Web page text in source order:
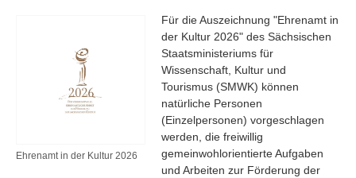
Ehrenamt in der Kultur 2026
Für die Auszeichnung "Ehrenamt in
der Kultur 2026" des Sächsischen
Staatsministeriums für
Wissenschaft, Kultur und
Tourismus (SMWK) können
natürliche Personen
(Einzelpersonen) vorgeschlagen
werden, die freiwillig
gemeinwohlorientierte Aufgaben
und Arbeiten zur Förderung der